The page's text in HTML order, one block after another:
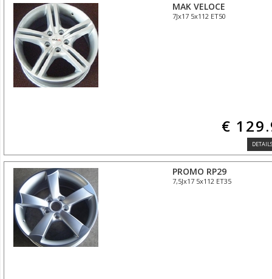
MAK VELOCE
7Jx17 5x112 ET50
€
PROMO RP29
7,5Jx17 5x112 ET35